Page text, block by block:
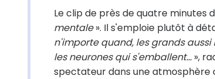
Le clip de près de quatre minutes
mentale». Il s'emploie plutôt à
n'importe quand, les grands aussi
les neurones qui s'emballent... »,
spectateur dans une atmosphère